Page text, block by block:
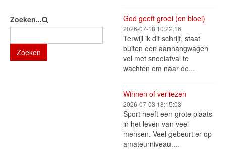
Zoeken...
Zoeken
God geeft groei (en bloei)
2026-07-18 10:22:16
Terwijl ik dit schrijf, staat
buiten een aanhangwagen
vol met snoeiafval te
wachten om naar de...
Winnen of verliezen
2026-07-03 18:15:03
Sport heeft een grote plaats
in het leven van veel
mensen. Veel gebeurt er op
amateurniveau....